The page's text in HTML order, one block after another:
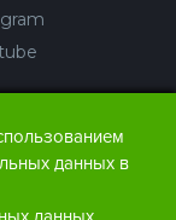
для
данных в